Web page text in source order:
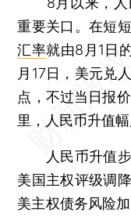
重要关口。在短
汇率就由8月1日
月17日，美元兑
点，不过当日报
里，人民币升值
人民币升值步
美国主权评级调
美主权债务风险